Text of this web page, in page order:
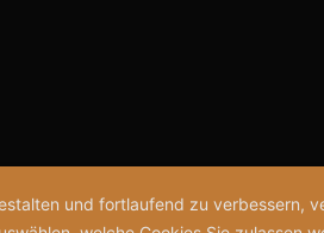
und fortlaufend zu verbessern,